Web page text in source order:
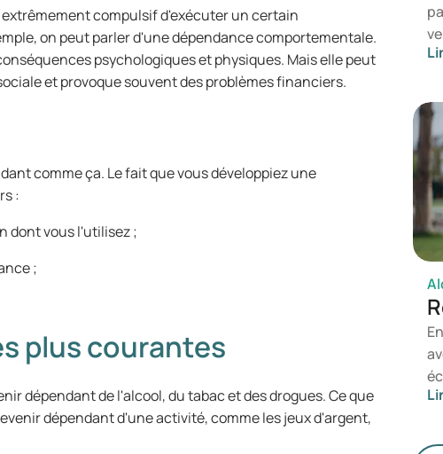
compulsif d'exécuter un certain
on peut parler d'une dépendance comportementale.
psychologiques et physiques. Mais elle peut
et provoque souvent des problèmes financiers.
comme ça. Le fait que vous développiez une
:
dont vous l'utilisez ;
;
plus courantes
dépendant de l'alcool, du tabac et des drogues. Ce que
dépendant d'une activité, comme les jeux d'argent,